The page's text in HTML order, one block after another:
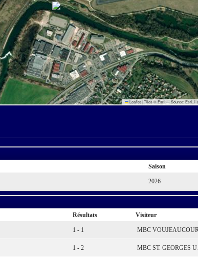
Leaflet|Tiles © Esri — Source: Esri, i-
Saison
2026
Résultats Visiteur
1 - 1 MBC
1 - 2 MBC ST. GEORGES